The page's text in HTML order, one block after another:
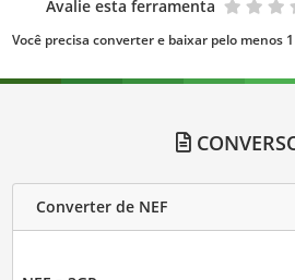
Avalie esta ferramenta
Você precisa converter e baixar pelo menos
Converter de NEF